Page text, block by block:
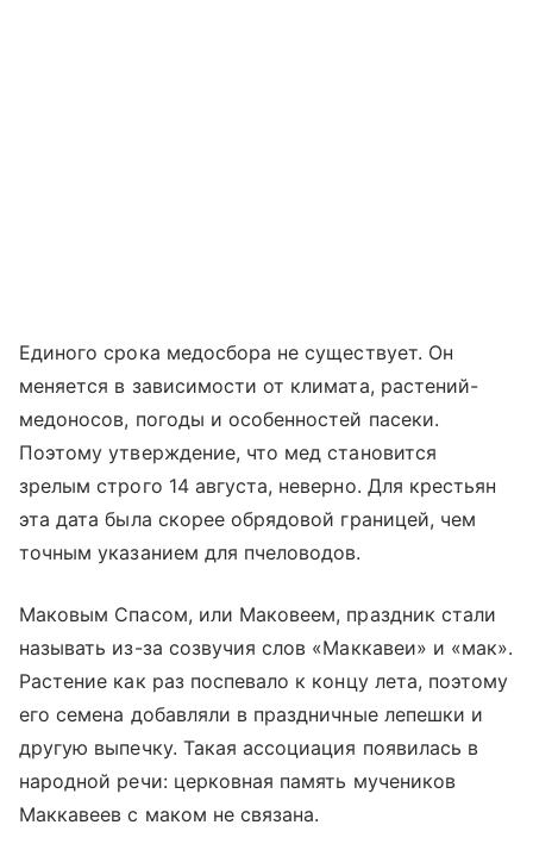
Единого срока медосбора не существует. Он
меняется в зависимости от климата, растений-
медоносов, погоды и особенностей пасеки.
Поэтому утверждение, что мед становится
зрелым строго 14 августа, неверно. Для крестьян
эта дата была скорее обрядовой границей, чем
точным указанием для пчеловодов.
Маковым Спасом, или Маковеем, праздник стали
называть из-за созвучия слов «Маккавеи» и «мак».
Растение как раз поспевало к концу лета, поэтому
его семена добавляли в праздничные лепешки и
другую выпечку. Такая ассоциация появилась в
народной речи: церковная память мучеников
Маккавеев с маком не связана.